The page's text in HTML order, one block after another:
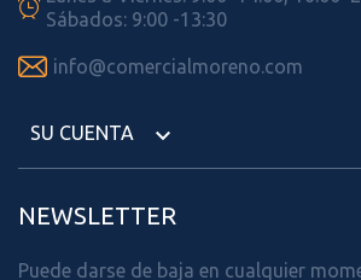

Sábados: 9:00 -13:30
 info@comercialmoreno.com
SU CUENTA 
NEWSLETTER
Puede darse de baja en cualquier